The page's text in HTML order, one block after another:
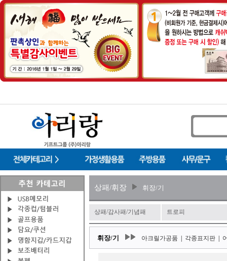
상패/휘장 휘장/기
상패/감사패/기념패 트로피
휘장/기 아크릴가공품 각종표지판